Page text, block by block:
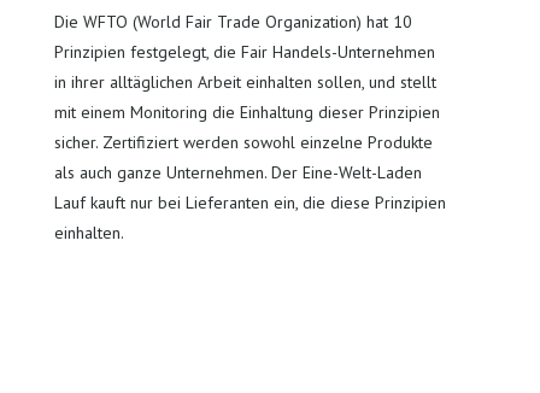
Die WFTO (World Fair Trade Organization) hat 10
Prinzipien festgelegt, die Fair Handels-Unternehmen
in ihrer alltäglichen Arbeit einhalten sollen, und stellt
mit einem Monitoring die Einhaltung dieser Prinzipien
sicher. Zertifiziert werden sowohl einzelne Produkte
als auch ganze Unternehmen. Der Eine-Welt-Laden
Lauf kauft nur bei Lieferanten ein, die diese Prinzipien
einhalten.